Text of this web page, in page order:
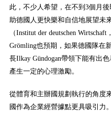
此，不少人希望，在不到3個月
助德國人更快樂和自信地展望未
（Institut der deutschen
Grömling也預期，如果德國隊在
長Ilkay Gündogan帶領下能有出
產生一定的心理激勵。
從體育和主辦國規劃執行的角度
國作為企業經營據點更具吸引力